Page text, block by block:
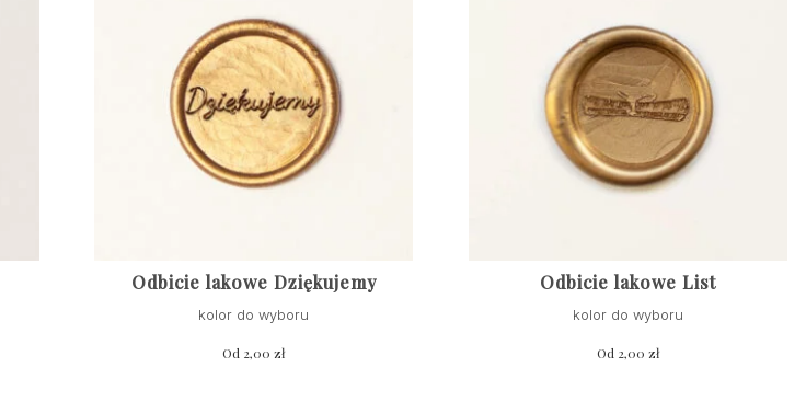
Odbicie lakowe Dziękujemy
kolor do wyboru
Od 2,00zł
Odbicie lakowe List
kolor do wyboru
Od 2,00 zł